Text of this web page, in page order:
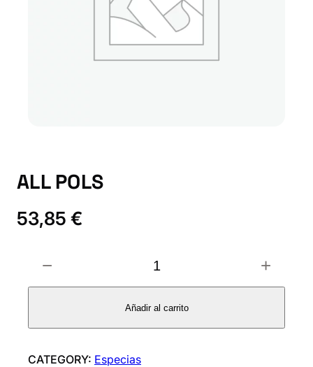
ALL POLS
53,85 €
L
S
− +
Añadir al carrito
CATEGORY: Especias